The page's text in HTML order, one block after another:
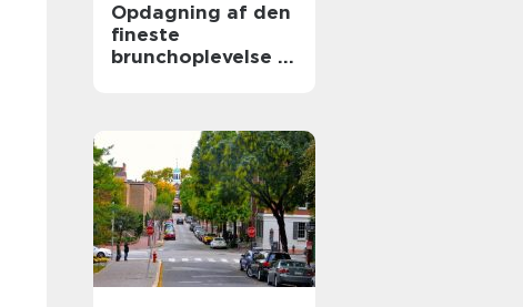
Opdagning af den
fineste
brunchoplevelse i